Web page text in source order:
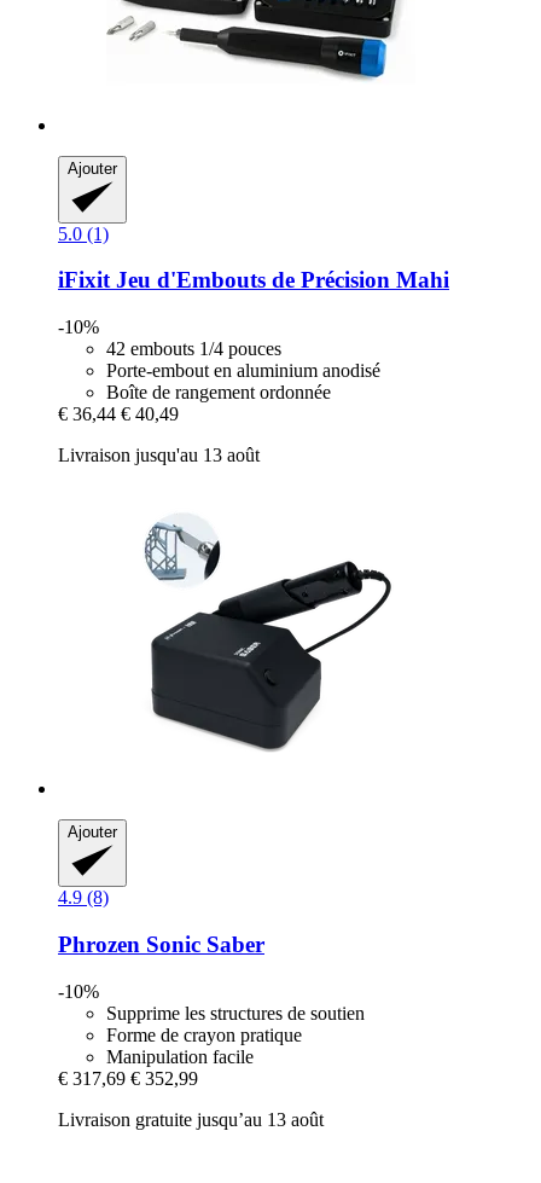
Ajouter
5.0 (1)
iFixitJeu d'Embouts de Précision Mahi
-10%
42 embouts 1/4 pouces
Porte-embout en aluminium anodisé
Boîte de rangement ordonnée
€ 36,44 € 40,49
Livraison jusqu'au 13 août
Ajouter
4.9 (8)
Phrozen Sonic Saber
-10%
Supprime les structures de soutien
Forme de crayon pratique
Manipulation facile
€ 317,69 € 352,99
Livraison gratuite jusqu’au 13 août